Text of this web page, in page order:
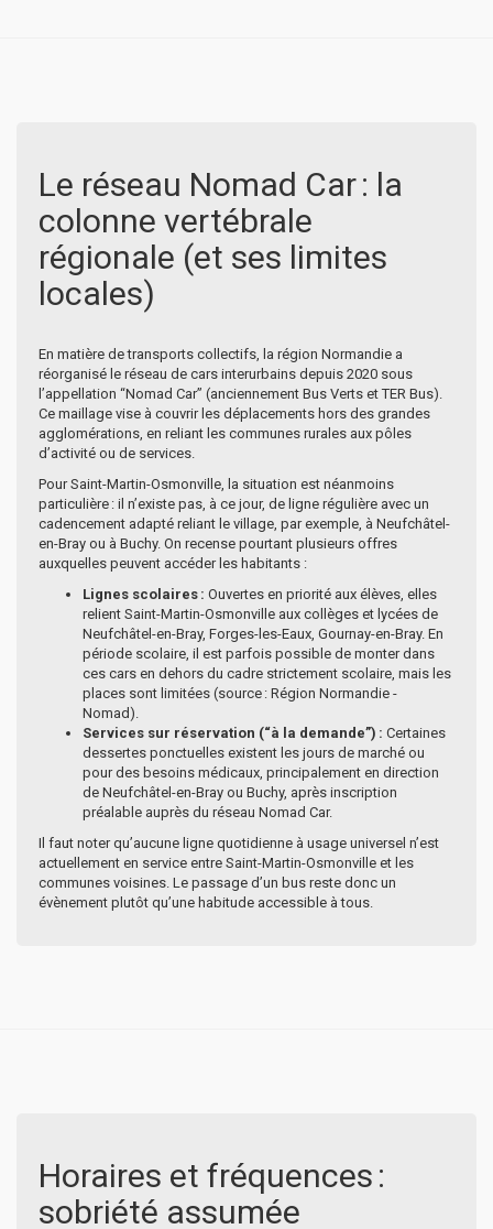
Le réseau Nomad Car : la
colonne vertébrale
régionale (et ses limites
locales)
En matière de transports collectifs, la région Normandie a
réorganisé le réseau de cars interurbains depuis 2020 sous
l’appellation “Nomad Car” (anciennement Bus Verts et TER Bus).
Ce maillage vise à couvrir les déplacements hors des grandes
agglomérations, en reliant les communes rurales aux pôles
d’activité ou de services.
Pour Saint-Martin-Osmonville, la situation est néanmoins
particulière : il n’existe pas, à ce jour, de ligne régulière avec un
cadencement adapté reliant le village, par exemple, à Neufchâtel-
en-Bray ou à Buchy. On recense pourtant plusieurs offres
auxquelles peuvent accéder les habitants :
Lignes scolaires : Ouvertes en priorité aux élèves, elles
relient Saint-Martin-Osmonville aux collèges et lycées de
Neufchâtel-en-Bray, Forges-les-Eaux, Gournay-en-Bray. En
période scolaire, il est parfois possible de monter dans
ces cars en dehors du cadre strictement scolaire, mais les
places sont limitées (source : Région Normandie -
Nomad).
Services sur réservation (“à la demande”) : Certaines
dessertes ponctuelles existent les jours de marché ou
pour des besoins médicaux, principalement en direction
de Neufchâtel-en-Bray ou Buchy, après inscription
préalable auprès du réseau Nomad Car.
Il faut noter qu’aucune ligne quotidienne à usage universel n’est
actuellement en service entre Saint-Martin-Osmonville et les
communes voisines. Le passage d’un bus reste donc un
évènement plutôt qu’une habitude accessible à tous.
Horaires et fréquences :
sobriété assumée